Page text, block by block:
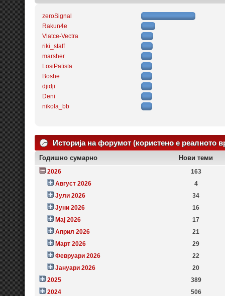
zeroSignal
Rakun4e
Vlatce-Vectra
riki_staff
marsher
LosiPatista
Boshe
djidji
Deni
nikola_bb
Историја на форумот (користено е реалното
Годишно сумарно Нови теми
2026
163
Август 2026
4
Јули 2026
34
Јуни 2026
16
Мај 2026
17
Април 2026
21
Март 2026
29
Февруари 2026
22
Јануари 2026
20
2025
389
2024
506